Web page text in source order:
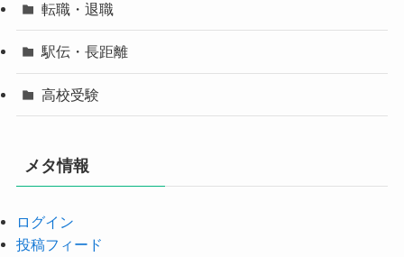
転職・退職
駅伝・長距離
高校受験
メタ情報
ログイン
投稿フィード